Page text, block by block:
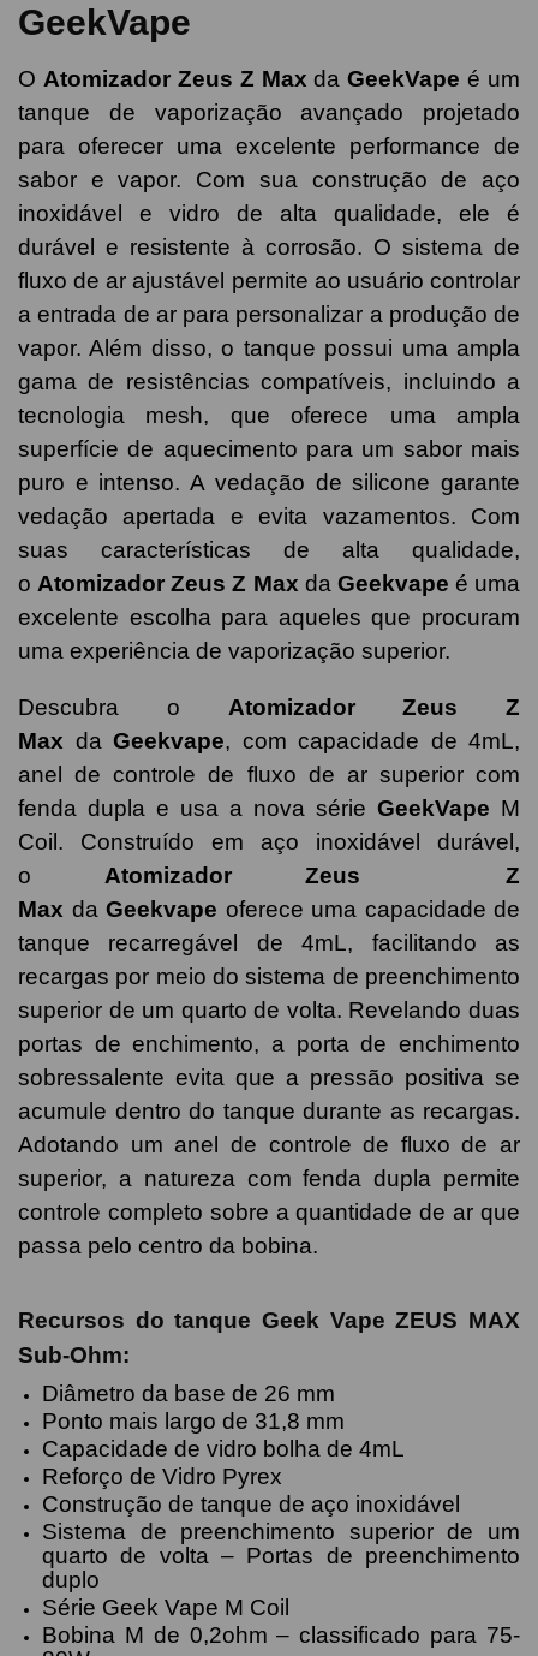
GeekVape
O Atomizador Zeus Z Max daGeekVape é um
tanque de vaporização avançado projetado
para oferecer uma excelente performance de
sabor e vapor. Com sua construção de aço
inoxidável e vidro de alta qualidade, ele é
durável e resistente à corrosão. O sistema de
fluxo de ar ajustável permite ao usuário controlar
a entrada de ar para personalizar a produção de
vapor. Além disso, o tanque possui uma ampla
gama de resistências compatíveis, incluindo a
tecnologia mesh, que oferece uma ampla
superfície de aquecimento para um sabor mais
puro e intenso. A vedação de silicone garante
vedação apertada e evita vazamentos. Com
suas características de alta qualidade,
o Atomizador Zeus Z Max da Geekvape é uma
excelente escolha para aqueles que procuram
uma experiência de vaporização superior.
Descubra o Atomizador Zeus Z
Max da Geekvape, com capacidade de 4mL,
anel de controle de fluxo de ar superior com
fenda dupla e usa a nova série GeekVape M
Coil. Construído em aço inoxidável durável,
o Atomizador Zeus Z
Max da Geekvape oferece uma capacidade de
tanque recarregável de 4mL, facilitando as
recargas por meio do sistema de preenchimento
superior de um quarto de volta. Revelando duas
portas de enchimento, a porta de enchimento
sobressalente evita que a pressão positiva se
acumule dentro do tanque durante as recargas.
Adotando um anel de controle de fluxo de ar
superior, a natureza com fenda dupla permite
controle completo sobre a quantidade de ar que
passa pelo centro da bobina.
Recursos do tanque Geek Vape ZEUS MAX
Sub-Ohm:
Diâmetro da base de 26 mm
Ponto mais largo de 31,8 mm
Capacidade de vidro bolha de 4mL
Reforço de Vidro Pyrex
Construção de tanque de aço inoxidável
Sistema de preenchimento superior de um
quarto de volta – Portas de preenchimento
duplo
Série Geek Vape M Coil
Bobina M de 0,2ohm – classificado para 75-